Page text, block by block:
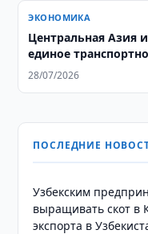
ЭКОНОМИКА
Центральная Азия
единое
28/07/2026
ПОСЛЕДНИЕ
Узбекским
выращивать скот в
экспорта в